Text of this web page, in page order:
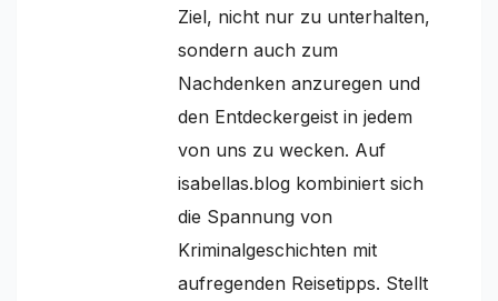
Ziel, nicht nur zu unterhalten,
sondern auch zum
Nachdenken anzuregen und
den Entdeckergeist in jedem
von uns zu wecken. Auf
isabellas.blog kombiniert sich
die Spannung von
Kriminalgeschichten mit
aufregenden Reisetipps. Stellt